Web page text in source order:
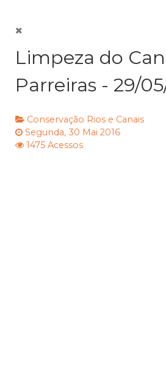
Limpeza do
Parreiras - 29/
Conservação Rios e Canais
Segunda, 30 Mai 2016
1475 Acessos